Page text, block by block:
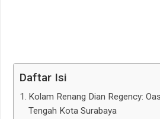
Daftar Isi
Kolam Renang Dian Regency:
Tengah Kota Surabaya